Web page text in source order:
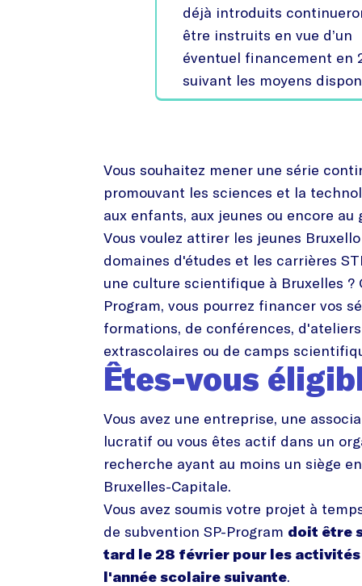
déjà introduits
être instruits en vue d’un
éventuel financement en
suivant les moyens
Vous souhaitez mener une série
promouvant les sciences et la
aux enfants, aux jeunes ou encore au
Vous voulez attirer les jeunes
domaines d'études et les carrières
une culture scientifique à Bruxelles ?
Program, vous pourrez financer vos
formations, de conférences,
extrascolaires ou de camps
Êtes-vous
Vous avez une entreprise, une
lucratif ou vous êtes actif dans un
recherche ayant au moins un siège
Bruxelles-Capitale.
Vous avez soumis votre projet à
de subvention SP-Program doit être
tard le 28 février pour les
l'année scolaire suivante.